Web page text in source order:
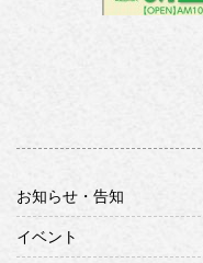
お知らせ・告知
イベント